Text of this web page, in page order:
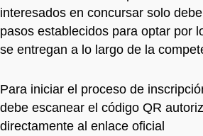
interesados en concursar solo
pasos establecidos para optar por
se entregan a lo largo de la
Para iniciar el proceso de
debe escanear el código QR
directamente al enlace oficial